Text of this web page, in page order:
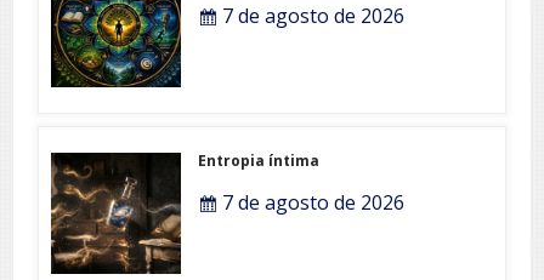
7 de agosto de 2026
Entropia íntima
7 de agosto de 2026